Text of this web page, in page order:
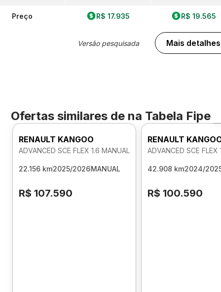
Preço R$ 17.935
Versão pesquisada
R$ 19.565
Mais detalhes
Ofertas similares de na Tabela Fipe
RENAULT KANGOO
ADVANCED SCE FLEX 1.6 MANUAL
22.156 km2025/2026MANUAL
R$ 107.590
RENAULT
ADVANCED SCE FLEX
42.908 km2024/
R$ 100.590